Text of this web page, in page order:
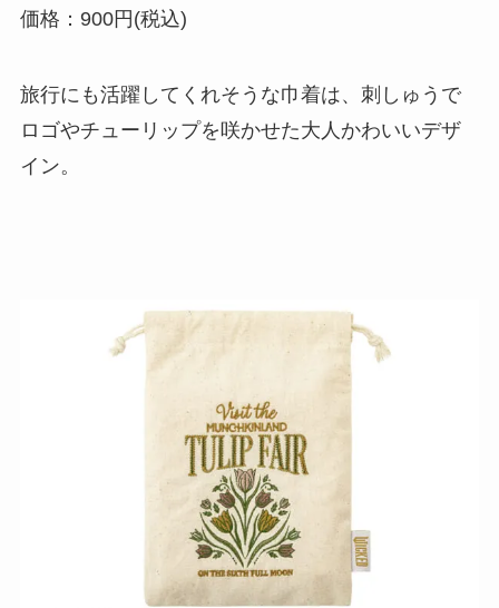
価格：900円(税込)
旅行にも活躍してくれそうな巾着は、刺しゅうで
ロゴやチューリップを咲かせた大人かわいいデザ
イン。